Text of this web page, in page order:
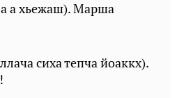
а хьежаш). Марша
сиха тепча йоаккх).